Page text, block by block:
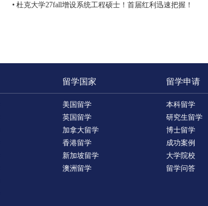
• 杜克大学27fall增设系统工程硕士！首届红利迅速把握！
留学国家 留学申请
美国留学
英国留学
加拿大留学
香港留学
新加坡留学
澳洲留学
本科留学
研究生留学
博士留学
成功案例
大学院校
留学问答